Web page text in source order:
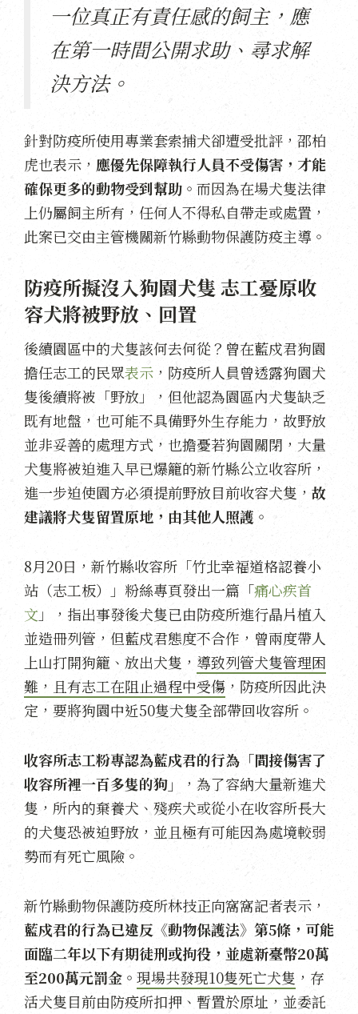
一位真正有責任感的飼主，應
在第一時間公開求助、尋求解
決方法。
針對防疫所使用專業套索捕犬卻遭受批評，邵柏
虎也表示， 應優先保障執行人員不受傷害 ，才能
確保更多的動物受到幫助 。而因為在場犬隻法律
上仍屬飼主所有，任何人不得私自帶走或處置，
此案已交由主管機關新竹縣動物保護防疫主導。
防疫所擬沒入狗園犬隻 志工憂原收
容犬將被野放、回置
後續園區中的犬隻該何去何從？曾在藍戍君狗園
擔任志工的民眾表示 ，防疫所人員曾透露狗園犬
隻後續將被「野放」，但他認為園區內犬隻缺乏
既有地盤，也可能不具備野外生存能力，故野放
並非妥善的處理方式，也擔憂若狗園關閉，大量
犬隻將被迫進入早已爆籠的新竹縣公立收容所，
進一步迫使園方必須提前野放目前收容犬隻， 故
建議將犬隻留置原地，由其他人照護 。
8月20日，新竹縣收容所「竹北幸福道格認養小
站（志工板）」粉絲專頁發出一篇「痛心疾首
文 」，指出事發後犬隻已由防疫所進行晶片植入
並造冊列管，但藍戍君態度不合作，曾兩度帶人
上山打開狗籠、放出犬隻， 導致列管犬隻管理困
難，且有志工在阻止過程中受傷 ，防疫所因此決
定，要將狗園中近50隻犬隻全部帶回收容所。
收容所志工粉專認為藍戍君的行為「間接傷害了
收容所裡一百多隻的狗」
，為了容納大量新進犬
隻，所內的棄養犬、殘疾犬或從小在收容所長大
的犬隻恐被迫野放，並且極有可能因為處境較弱
勢而有死亡風險。
新竹縣動物保護防疫所林技正向窩窩記者表示，
藍戍君的行為已違反《動物保護法》第5條，可能
面臨二年以下有期徒刑或拘役，並處新臺幣20萬
至200萬元罰金。 現場共發現10隻死亡犬隻 ，存
活犬隻目前由防疫所扣押、暫置於原址，並委託